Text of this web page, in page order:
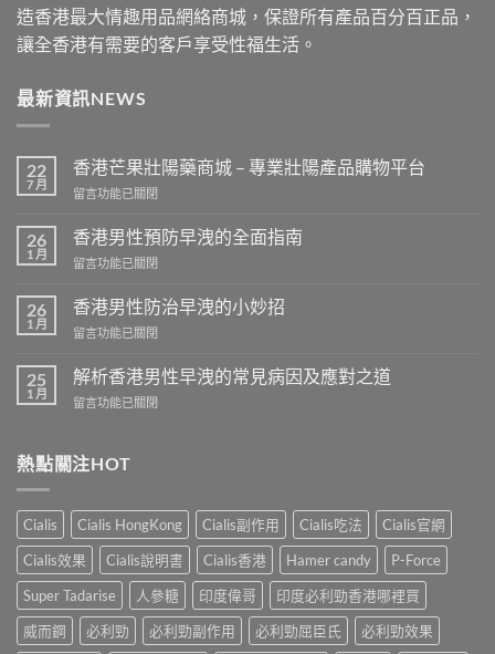
造香港最大情趣用品網絡商城，保證所有產品百分百正品，
讓全香港有需要的客戶享受性福生活。
最新資訊NEWS
22
7 月
香港芒果壯陽藥商城 – 專業壯陽產品購物平台
在
港
芒
果
陽
商
–
專
陽
產
購
物
平
台〉
中
留言功能已關閉
26
1 月
香港男性預防早洩的全面指南
在
港
男
性
防
洩
面
中
留言功能已關閉
26
1 月
香港男性防治早洩的小妙招
在
港
男
性
早
小
妙
招〉
中
留言功能已關閉
25
1 月
解析香港男性早洩的常見病因及應對之道
在
香
港
性
早
洩
的
常
見
因
留言功能已關閉
熱點關注HOT
Cialis Cialis HongKong Cialis副作用 Cialis吃法
Cialis官網
Cialis效果
Cialis說明書 Cialis香港 Hamer candy
P-Force
Super Tadarise
人參糖 印度偉哥
印度必利勁香港哪裡買
威而鋼
必利勁 必利勁副作用 必利勁屈臣氏
必利勁效果